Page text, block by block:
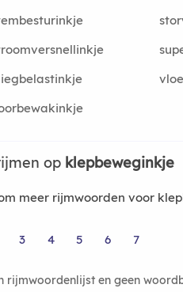
op klepbeweginkje
meer rijmwoorden voor
3 4 5 6 7
rijmwoordenlijst en geen